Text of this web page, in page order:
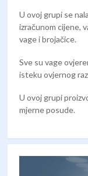
U ovoj grupi se
izračunom cijene,
vage i brojačice.
Sve su vage
isteku ovjernog
U ovoj grupi
mjerne posude.